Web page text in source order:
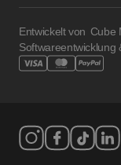
Entwickelt von Cube
Softwareentwicklung